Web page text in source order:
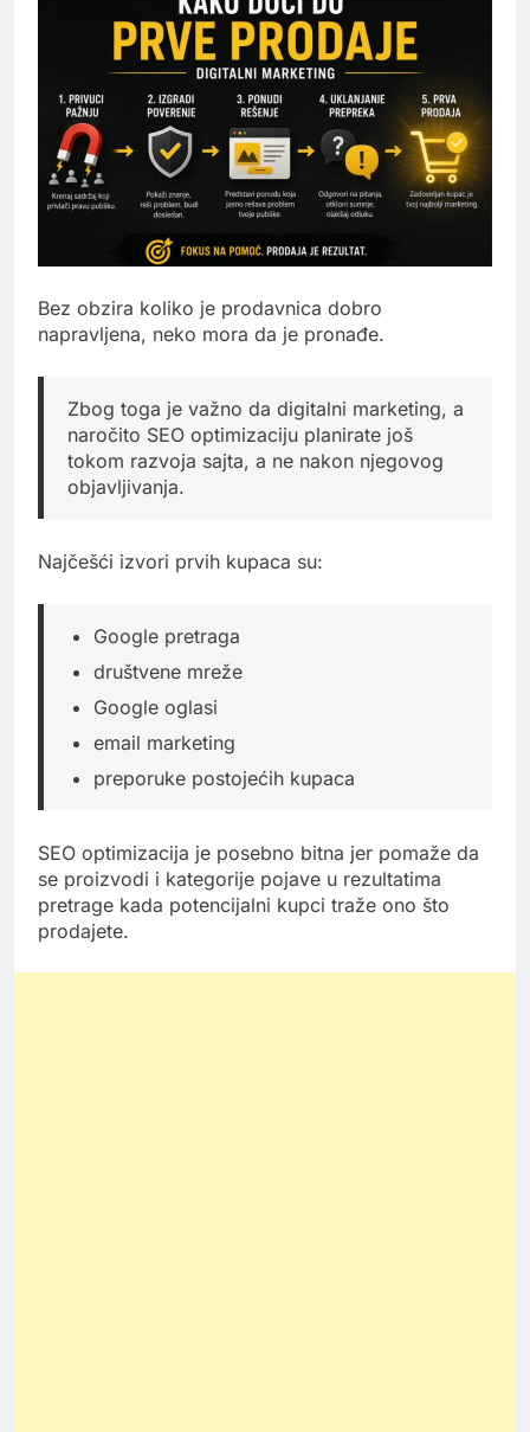
Bez obzira koliko je prodavnica dobro
napravljena, neko mora da je pronađe.
Zbog toga je važno da digitalni marketing, a
naročito SEO optimizaciju planirate još
tokom razvoja sajta, a ne nakon njegovog
objavljivanja.
Najčešći izvori prvih kupaca su:
Google pretraga
društvene mreže
Google oglasi
email marketing
preporuke postojećih kupaca
SEO optimizacija je posebno bitna jer pomaže da
se proizvodi i kategorije pojave u rezultatima
pretrage kada potencijalni kupci traže ono što
prodajete.